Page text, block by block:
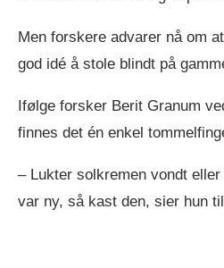
Men forskere advarer nå om
god idé å stole blindt på
Ifølge forsker Berit Granum
finnes det én enkel
– Lukter solkremen vondt
var ny, så kast den, sier hun til